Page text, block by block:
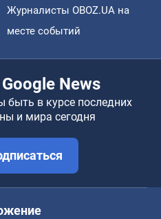
Журналисты OBOZ.UA на
месте событий
News
быть в курсе последних
и мира сегодня